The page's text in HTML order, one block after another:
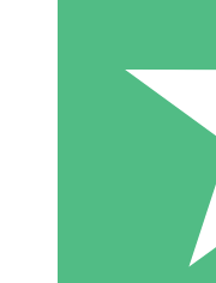
Packs
Payez à l'utilisation